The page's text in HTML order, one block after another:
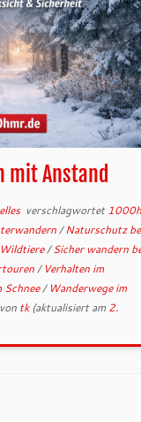
mit Anstand
verschlagwortet
/Naturschutz
/Sicher wandern
/ Verhalten im
Schnee/ Wanderwege im
von tk(aktualisiert am 2.